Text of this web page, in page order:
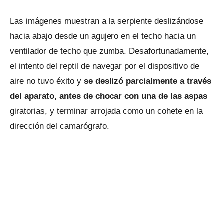
Las imágenes muestran a la serpiente deslizándose
hacia abajo desde un agujero en el techo hacia un
ventilador de techo que zumba. Desafortunadamente,
el intento del reptil de navegar por el dispositivo de
aire no tuvo éxito y se deslizó parcialmente a través
del aparato, antes de chocar con una de las aspas
giratorias, y terminar arrojada como un cohete en la
dirección del camarógrafo.